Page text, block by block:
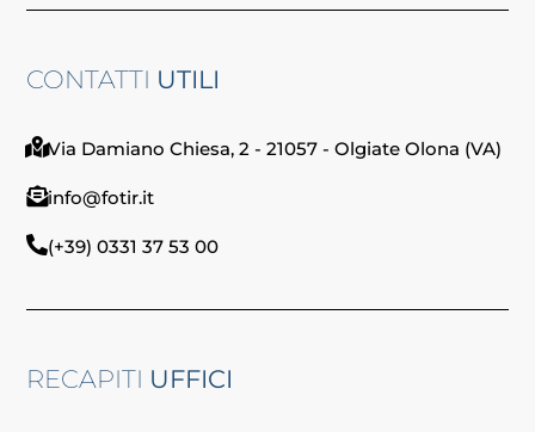
CONTATTI UTILI
Via Damiano Chiesa, 2 - 21057 - Olgiate Olona (VA)
info@fotir.it
(+39) 0331 37 53 00
RECAPITI UFFICI